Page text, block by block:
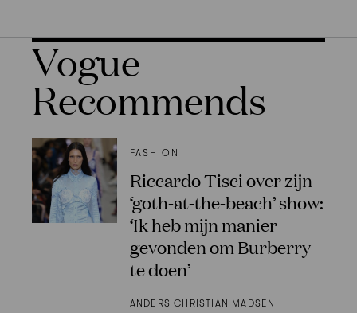
Vogue
Recommends
FASHION
Riccardo Tisci over zijn
‘goth-at-the-beach’ show:
‘Ik heb mijn manier
gevonden om Burberry
te doen’
ANDERS CHRISTIAN MADSEN